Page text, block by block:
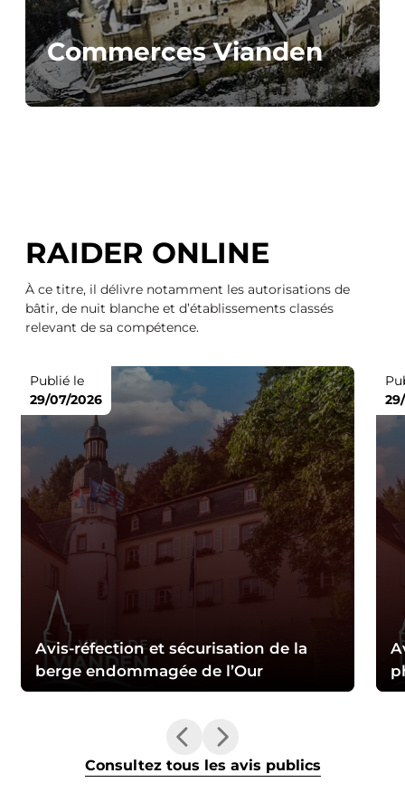
Commerces Vianden
RAIDER ONLINE
À ce titre, il délivre notamment les autorisations de
bâtir, de nuit blanche et d’établissements classés
relevant de sa compétence.
Publié le
29/07/2026
Avis-réfection et sécurisation de la
berge endommagée de l’Our
Consultez tous les avis publics